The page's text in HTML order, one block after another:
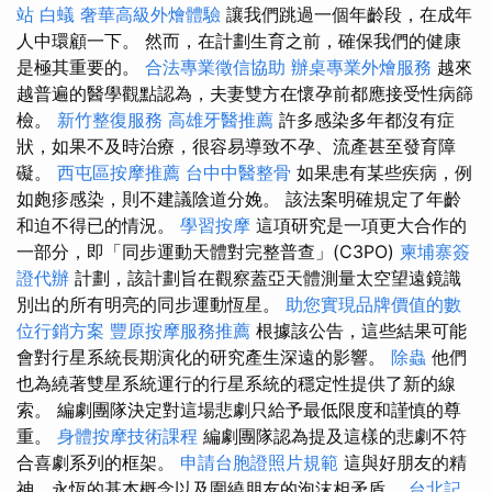
站 白蟻 奢華高級外燴體驗 讓我們跳過一個年齡段，在成年
人中環顧一下。 然而，在計劃生育之前，確保我們的健康
是極其重要的。 合法專業徵信協助 辦桌專業外燴服務 越來
越普遍的醫學觀點認為，夫妻雙方在懷孕前都應接受性病篩
檢。 新竹整復服務 高雄牙醫推薦 許多感染多年都沒有症
狀，如果不及時治療，很容易導致不孕、流產甚至發育障
礙。 西屯區按摩推薦 台中中醫整骨 如果患有某些疾病，例
如皰疹感染，則不建議陰道分娩。 該法案明確規定了年齡
和迫不得已的情況。 學習按摩 這項研究是一項更大合作的
一部分，即「同步運動天體對完整普查」(C3PO) 柬埔寨簽
證代辦 計劃，該計劃旨在觀察蓋亞天體測量太空望遠鏡識
別出的所有明亮的同步運動恆星。 助您實現品牌價值的數
位行銷方案 豐原按摩服務推薦 根據該公告，這些結果可能
會對行星系統長期演化的研究產生深遠的影響。 除蟲 他們
也為繞著雙星系統運行的行星系統的穩定性提供了新的線
索。 編劇團隊決定對這場悲劇只給予最低限度和謹慎的尊
重。 身體按摩技術課程 編劇團隊認為提及這樣的悲劇不符
合喜劇系列的框架。 申請台胞證照片規範 這與好朋友的精